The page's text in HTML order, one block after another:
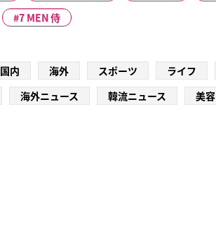
7 MEN 侍
国内 海外 スポーツ ライフ
海外ニュース 韓流ニュース 美容